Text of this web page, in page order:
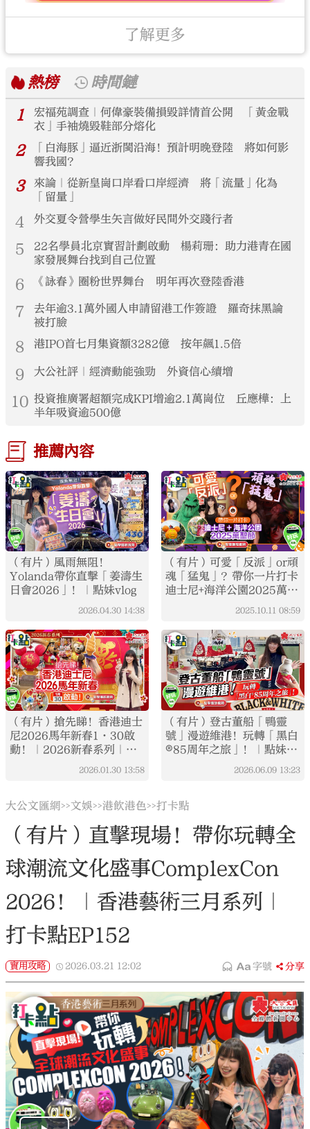
了解更多
熱榜
時間鏈
1
宏福苑調查｜何偉豪裝備損毀詳情首公開 「黃金戰
衣」手袖燒毀鞋部分熔化
2
「白海豚」逼近浙閩沿海！預計明晚登陸 將如何影
響我國？
3
來論｜從新皇崗口岸看口岸經濟 將「流量」化為
「留量」
4 外交夏令營學生矢言做好民間外交踐行者
5
22名學員北京實習計劃啟動 楊莉珊：助力港青在國
家發展舞台找到自己位置
6 《詠春》圈粉世界舞台 明年再次登陸香港
7
去年逾3.1萬外國人申請留港工作簽證 羅奇抹黑論
被打臉
8 港IPO首七月集資額3282億 按年飆1.5倍
9 大公社評｜經濟動能強勁 外資信心續增
10 投資推廣署超額完成KPI增逾2.1萬崗位 丘應樺：上
半年吸資逾500億
推薦內容
（有片）風雨無阻！
Yolanda帶你直擊「姜濤生
日會2026」！｜點妹vlog
2026.04.30 14:38
（有片）可愛「反派」or頑
魂「猛鬼」？帶你一片打卡
迪士尼+海洋公園2025萬聖
節｜打卡點EP1212025.10.11 08:59
（有片）搶先睇！香港迪士
尼2026馬年新春1·30啟
動！｜2026新春系列｜打
2026.01.30 13:58
（有片）登古董船「鴨靈
號」漫遊維港！玩轉「黑白
®85周年之旅」！｜點妹•
2026.06.09 13:23
大公文匯網>>文娛>>港飲港色>>打卡點
（有片）直擊現場！帶你玩轉全
球潮流文化盛事ComplexCon
2026！｜香港藝術三月系列｜
打卡點EP152
實用攻略 2026.03.21 12:02 字號 分享